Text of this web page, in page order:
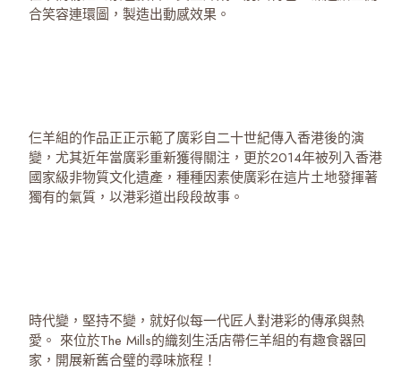
合笑容連環圖，製造出動感效果。
仨羊組的作品正正示範了廣彩自二十世紀傳入香港後的演
變，尤其近年當廣彩重新獲得關注，更於2014年被列入香港
國家級非物質文化遺產，種種因素使廣彩在這片土地發揮著
獨有的氣質，以港彩道出段段故事。
時代變，堅持不變，就好似每一代匠人對港彩的傳承與熱
愛。 來位於The Mills的織刻生活店帶仨羊組的有趣食器回
家，開展新舊合璧的尋味旅程！